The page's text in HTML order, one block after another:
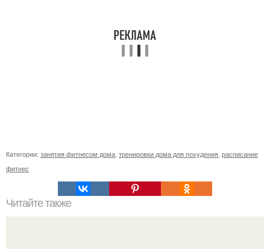
Категории: занятия фитнесом дома, тренировки дома для похудения, расписание
фитнес
Читайте также